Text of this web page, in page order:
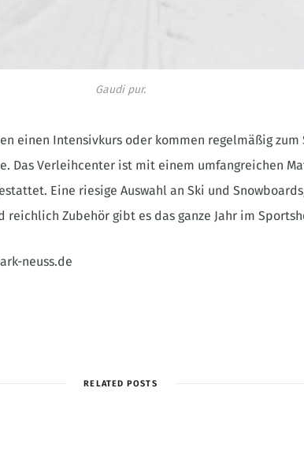
Gaudi pur.
einen Intensivkurs oder kommen regelmäßig zum
Das Verleihcenter ist mit einem umfangreichen
Eine riesige Auswahl an Ski und
Zubehör gibt es das ganze Jahr im
neuss.de
RELATED POSTS